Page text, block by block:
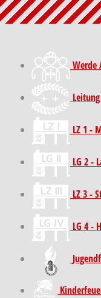
Werde
LZ 1 -
LG 2 -
LZ 3 -
LG 4 -